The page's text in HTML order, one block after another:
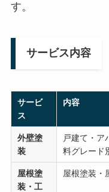
す。
サービス内容
サービ
ス
内容
外壁塗
装
戸建て・ア
料グレード
屋根塗
装・工
屋根塗装・